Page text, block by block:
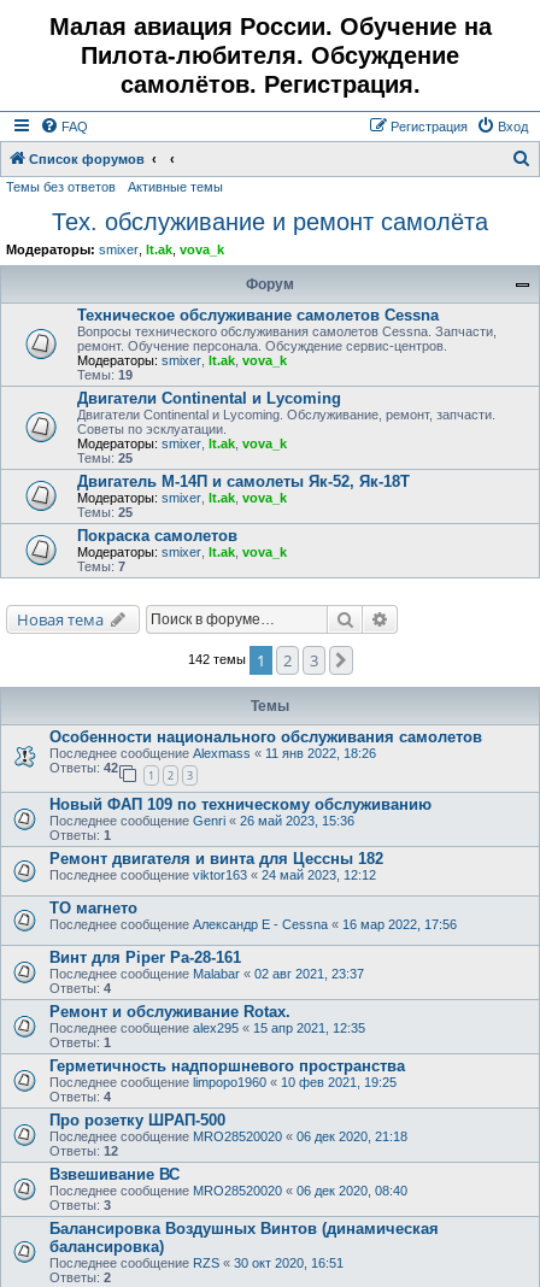
Малая авиация России. Обучение на
Пилота-любителя. Обсуждение
самолётов. Регистрация.
FAQ Вход
Регистрация
Список форумов
Темы без ответов Активные темы
Тех. обслуживание и ремонт самолёта
Модераторы: smixer lt.ak vova_k
Форум
Техническое обслуживание самолетов Cessna
Вопросы технического обслуживания самолетов Cessna. Запчасти,
ремонт. Обучение персонала. Обсуждение сервис-центров.
Модераторы: smixer lt.ak vova_k
Темы: 19
Двигатели Continental и Lycoming
Двигатели Continental и Lycoming. Обслуживание, ремонт, запчасти.
Советы по эсклуатации.
Модераторы: smixer lt.ak vova_k
Темы: 25
Двигатель М-14П и самолеты Як-52, Як-18Т
Модераторы: smixer lt.ak vova_k
Темы: 25
Покраска самолетов
Модераторы: smixer lt.ak vova_k
Темы: 7
Новая тема Поиск
142 темы 1 2 3
Темы
Особенности национального обслуживания самолетов
Последнее сообщение Alexmass « 11 янв 2022, 18:26
Ответы: 42
1 2 3
Новый ФАП 109 по техническому обслуживанию
Последнее сообщение Genri « 26 май 2023, 15:36
Ответы: 1
Ремонт двигателя и винта для Цессны 182
Последнее сообщение viktor163 « 24 май 2023, 12:12
ТО магнето
Последнее сообщение Александр E - Cessna « 16 мар 2022, 17:56
Винт для Piper Pa-28-161
Последнее сообщение Malabar « 02 авг 2021, 23:37
Ответы: 4
Ремонт и обслуживание Rotax.
Последнее сообщение alex295 « 15 апр 2021, 12:35
Ответы: 1
Герметичность надпоршневого пространства
Последнее сообщение limpopo1960 « 10 фев 2021, 19:25
Ответы: 4
Про розетку ШРАП-500
Последнее сообщение MRO28520020 « 06 дек 2020, 21:18
Ответы: 12
Взвешивание ВС
Последнее сообщение MRO28520020 « 06 дек 2020, 08:40
Ответы: 3
Балансировка Воздушных Винтов (динамическая
балансировка)
Последнее сообщение RZS « 30 окт 2020, 16:51
Ответы: 2